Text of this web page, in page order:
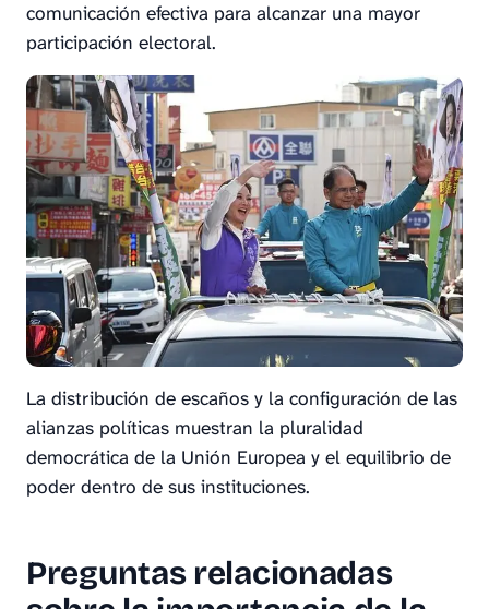
comunicación efectiva para alcanzar una mayor
participación electoral.
La distribución de escaños y la configuración de las
alianzas políticas muestran la pluralidad
democrática de la Unión Europea y el equilibrio de
poder dentro de sus instituciones.
Preguntas relacionadas